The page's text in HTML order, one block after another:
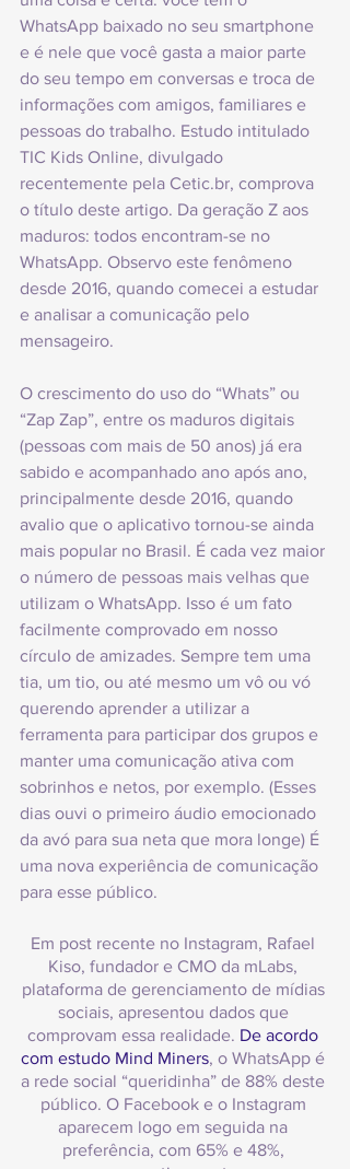
WhatsApp baixado no seu smartphone
e é nele que você gasta a maior parte
do seu tempo em conversas e troca de
informações com amigos, familiares e
pessoas do trabalho. Estudo intitulado
TIC Kids Online, divulgado
recentemente pela Cetic.br, comprova
o título deste artigo. Da geração Z aos
maduros: todos encontram-se no
WhatsApp. Observo este fenômeno
desde 2016, quando comecei a estudar
e analisar a comunicação pelo
mensageiro.
O crescimento do uso do “Whats” ou
“Zap Zap”, entre os maduros digitais
(pessoas com mais de 50 anos) já era
sabido e acompanhado ano após ano,
principalmente desde 2016, quando
avalio que o aplicativo tornou-se ainda
mais popular no Brasil. É cada vez maior
o número de pessoas mais velhas que
utilizam o WhatsApp. Isso é um fato
facilmente comprovado em nosso
círculo de amizades. Sempre tem uma
tia, um tio, ou até mesmo um vô ou vó
querendo aprender a utilizar a
ferramenta para participar dos grupos e
manter uma comunicação ativa com
sobrinhos e netos, por exemplo. (Esses
dias ouvi o primeiro áudio emocionado
da avó para sua neta que mora longe) É
uma nova experiência de comunicação
para esse público.
Em post recente no Instagram, Rafael
Kiso, fundador e CMO da mLabs,
plataforma de gerenciamento de mídias
sociais, apresentou dados que
comprovam essa realidade. De acordo
com estudo Mind Miners, o WhatsApp é
a rede social “queridinha” de 88% deste
público. O Facebook e o Instagram
aparecem logo em seguida na
preferência, com 65% e 48%,